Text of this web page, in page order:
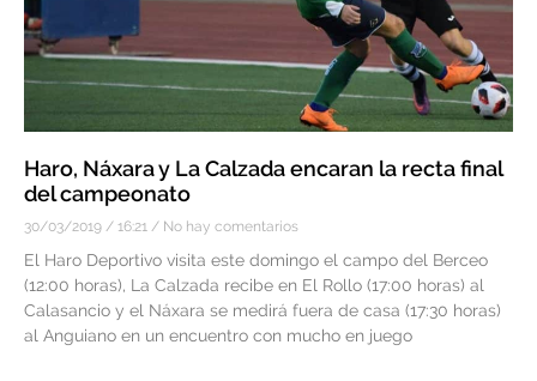
Haro, Náxara y La Calzada encaran la recta final
del campeonato
30/03/2019 16:21 No hay comentarios
El Haro Deportivo visita este domingo el campo del Berceo
(12:00 horas), La Calzada recibe en El Rollo (17:00 horas) al
Calasancio y el Náxara se medirá fuera de casa (17:30 horas)
al Anguiano en un encuentro con mucho en juego